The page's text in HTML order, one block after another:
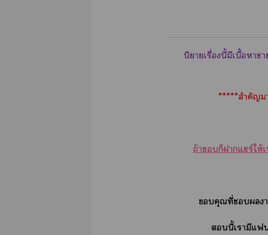
นิยายเรื่องนี้มีเนื้อา
*****สำคัญ
ถ้าก็าแชร์ใ
คุณที่
นี้เามีแ